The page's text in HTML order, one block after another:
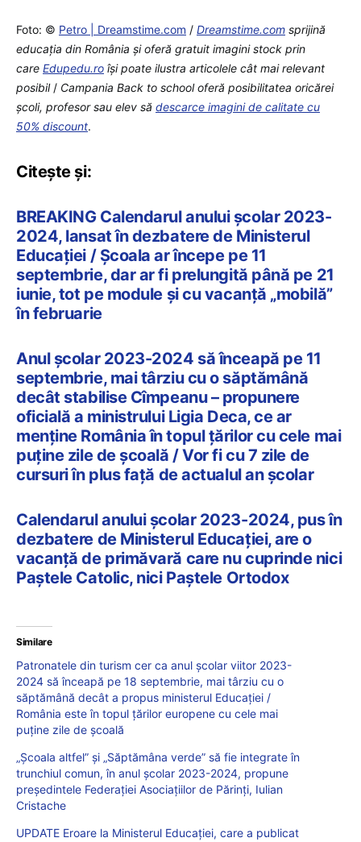
Foto: © Petro | Dreamstime.com / Dreamstime.com sprijină
educaţia din România şi oferă gratuit imagini stock prin
care Edupedu.ro îşi poate ilustra articolele cât mai relevant
posibil/ Campania Back to school oferă posibilitatea oricărei
școli, profesor sau elev să descarce imagini de calitate cu
50% discount.
Citește și:
BREAKING Calendarul anului școlar 2023-
2024, lansat în dezbatere de Ministerul
Educației / Școala ar începe pe 11
septembrie, dar ar fi prelungită până pe 21
iunie, tot pe module și cu vacanță „mobilă”
în februarie
Anul școlar 2023-2024 să înceapă pe 11
septembrie, mai târziu cu o săptămână
decât stabilise Cîmpeanu – propunere
oficială a ministrului Ligia Deca, ce ar
menține România în topul țărilor cu cele mai
puține zile de școală / Vor fi cu 7 zile de
cursuri în plus față de actualul an școlar
Calendarul anului școlar 2023-2024, pus în
dezbatere de Ministerul Educației, are o
vacanță de primăvară care nu cuprinde nici
Paștele Catolic, nici Paștele Ortodox
Similare
Patronatele din turism cer ca anul școlar viitor 2023-
2024 să înceapă pe 18 septembrie, mai târziu cu o
săptămână decât a propus ministerul Educației /
România este în topul țărilor europene cu cele mai
puține zile de școală
„Școala altfel” și „Săptămâna verde” să fie integrate în
trunchiul comun, în anul școlar 2023-2024, propune
președintele Federației Asociațiilor de Părinți, Iulian
Cristache
UPDATE Eroare la Ministerul Educației, care a publicat